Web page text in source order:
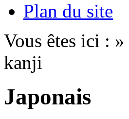
Plan du site
Vous êtes ici : »
kanji
Japonais